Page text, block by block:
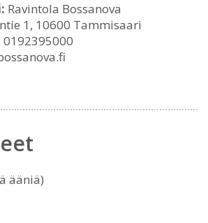
Ravintola Bossanova
1, 10600 Tammisaari
0192395000
ääniä)